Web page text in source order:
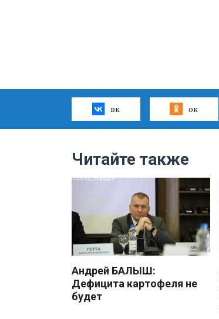
вк ок
Читайте также
Андрей БАЛЫШ:
Дефицита картофеля не
будет